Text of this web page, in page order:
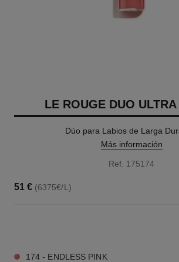
LE ROUGE DUO ULTRA
Dúo para Labios de Larga
Más información
Ref. 175174
51 € (6375€/L)
174 - ENDLESS PINK